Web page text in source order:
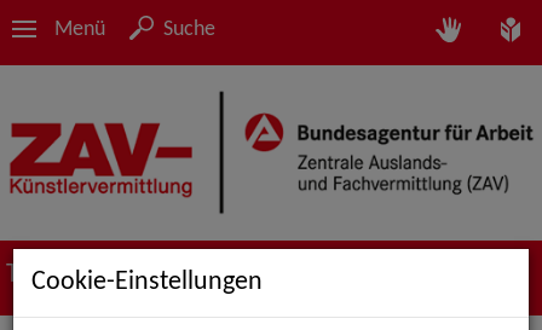
Menü Suche
Termine
Cookie-Einstellungen